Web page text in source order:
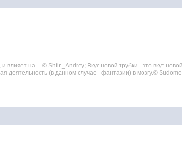
влияет на ... © Shtin_Andrey; Вкус новой трубки - это вкус
деятельность (в данном случае - фантазии) в мозгу.©